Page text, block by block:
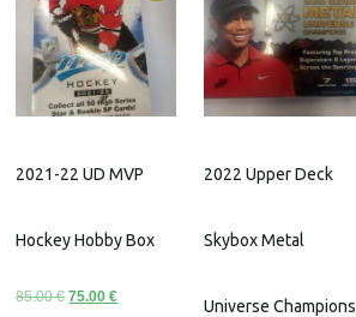
2021-22 UD MVP
Hockey Hobby Box
85.00€Alkuperäinen
75.00€Nykyinen
2022 Upper Deck
Skybox Metal
Universe Champions